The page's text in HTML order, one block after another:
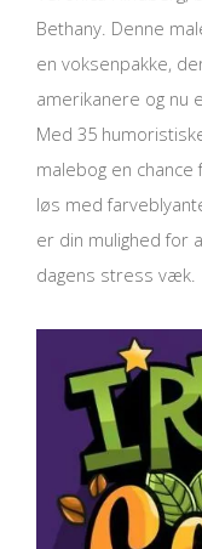
Bethany. Denne
en voksenpakke,
amerikanere og nu
Med 35
malebog en
løs med
er din mulighed for
dagens stress væk.